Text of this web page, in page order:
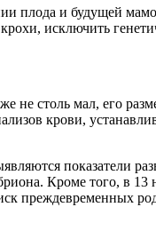
плода и будущей
исключить
не столь мал, его
крови,
показатели
Кроме того, в 13
преждевременных